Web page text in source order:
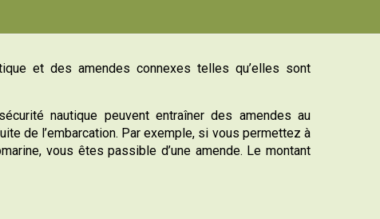
et des amendes connexes telles qu’elles sont
nautique peuvent entraîner des amendes au
de l’embarcation. Par exemple, si vous permettez à
vous êtes passible d’une amende. Le montant